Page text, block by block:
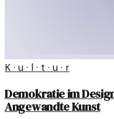
K · u · l · t · u · r
Demokratie im
Angewandte Kunst